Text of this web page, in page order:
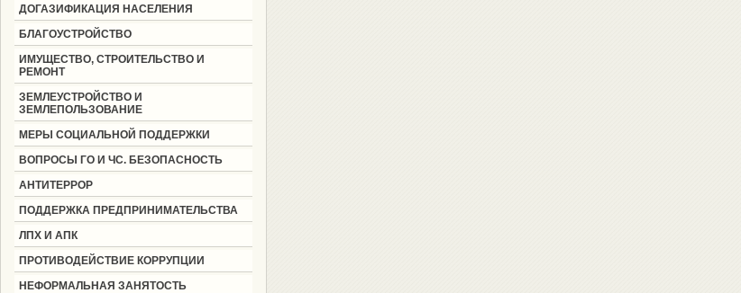
ДОГАЗИФИКАЦИЯ НАСЕЛЕНИЯ
БЛАГОУСТРОЙСТВО
ИМУЩЕСТВО, СТРОИТЕЛЬСТВО И
РЕМОНТ
ЗЕМЛЕУСТРОЙСТВО И
ЗЕМЛЕПОЛЬЗОВАНИЕ
МЕРЫ СОЦИАЛЬНОЙ ПОДДЕРЖКИ
ВОПРОСЫ ГО И ЧС. БЕЗОПАСНОСТЬ
АНТИТЕРРОР
ПОДДЕРЖКА ПРЕДПРИНИМАТЕЛЬСТВА
ЛПХ И АПК
ПРОТИВОДЕЙСТВИЕ КОРРУПЦИИ
НЕФОРМАЛЬНАЯ ЗАНЯТОСТЬ